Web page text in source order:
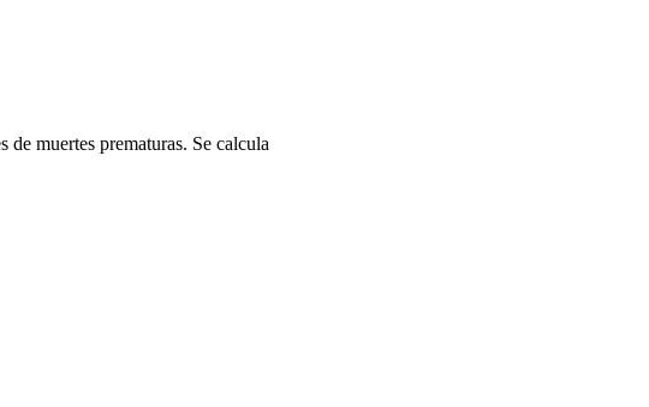
muertes prematuras. Se calcula